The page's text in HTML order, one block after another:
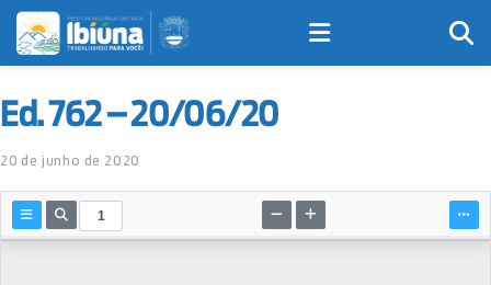
Ed. 762 – 20/06/20
20 de junho de 2020